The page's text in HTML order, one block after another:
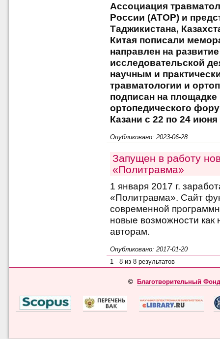
Ассоциация
России (АТОР) и
Таджикистана,
Китая пописали
направлен на
исследовательской
научным и
травматологии и
подписан на площадке
ортопедического
Казани с 22 по 24 июня
Опубликовано: 2023-06-28
Запущен в работу
«Политравма»
1 января 2017 г.
«Политравма». Сайт
современной
новые возможности как
авторам.
Опубликовано: 2017-01-20
1 - 8 из 8 результатов
© Благотворительный